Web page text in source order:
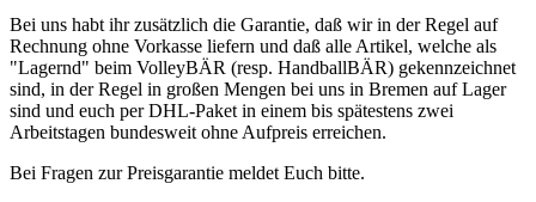
Bei uns habt ihr zusätzlich die Garantie, daß wir in der Regel auf
Rechnung ohne Vorkasse liefern und daß alle Artikel, welche als
"Lagernd" beim VolleyBÄR (resp. HandballBÄR) gekennzeichnet
sind, in der Regel in großen Mengen bei uns in Bremen auf Lager
sind und euch per DHL-Paket in einem bis spätestens zwei
Arbeitstagen bundesweit ohne Aufpreis erreichen.
Bei Fragen zur Preisgarantie meldet Euch bitte.